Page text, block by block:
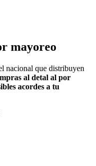
mayoreo
nacional que distribuyen
al detal al por
acordes a tu